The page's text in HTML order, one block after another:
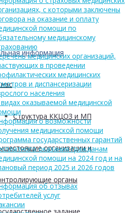
информация
Структура ККЦОЗ и МП
организации и
органы
с которыми заключены
на оказание и оплату
помощи по
медицинскому
медицинских организаций,
в проведении
медицинских
и диспансеризации
населения
оказываемой медицинской
о возможности
медицинской помощи
государственных гарантий
оказания гражданам
помощи на 2024 год и на
период 2025 и 2026 годов
об отзывах
услуг